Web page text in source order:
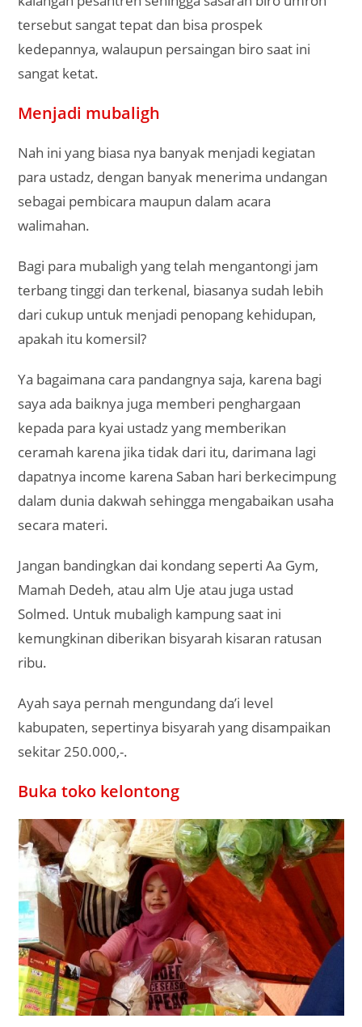
tersebut sangat tepat dan bisa prospek
kedepannya, walaupun persaingan biro saat ini
sangat ketat.
Menjadi mubaligh
Nah ini yang biasa nya banyak menjadi kegiatan
para ustadz, dengan banyak menerima undangan
sebagai pembicara maupun dalam acara
walimahan.
Bagi para mubaligh yang telah mengantongi jam
terbang tinggi dan terkenal, biasanya sudah lebih
dari cukup untuk menjadi penopang kehidupan,
apakah itu komersil?
Ya bagaimana cara pandangnya saja, karena bagi
saya ada baiknya juga memberi penghargaan
kepada para kyai ustadz yang memberikan
ceramah karena jika tidak dari itu, darimana lagi
dapatnya income karena Saban hari berkecimpung
dalam dunia dakwah sehingga mengabaikan usaha
secara materi.
Jangan bandingkan dai kondang seperti Aa Gym,
Mamah Dedeh, atau alm Uje atau juga ustad
Solmed. Untuk mubaligh kampung saat ini
kemungkinan diberikan bisyarah kisaran ratusan
ribu.
Ayah saya pernah mengundang da’i level
kabupaten, sepertinya bisyarah yang disampaikan
sekitar 250.000,-.
Buka toko kelontong